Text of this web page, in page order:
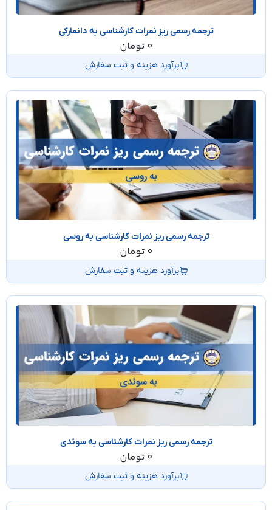
ترجمه رسمی ریز نمرات کارشناسی به دانمارکی
0 تومان
برآورد هزینه و ثبت سفارش
ترجمه رسمی ریز نمرات کارشناسی به روسی
0 تومان
برآورد هزینه و ثبت سفارش
ترجمه رسمی ریز نمرات کارشناسی به سوئدی
0 تومان
برآورد هزینه و ثبت سفارش